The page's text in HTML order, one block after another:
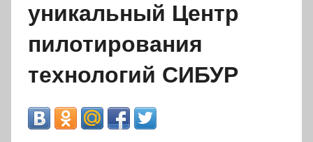
уникальный Центр
пилотирования
технологий СИБУР